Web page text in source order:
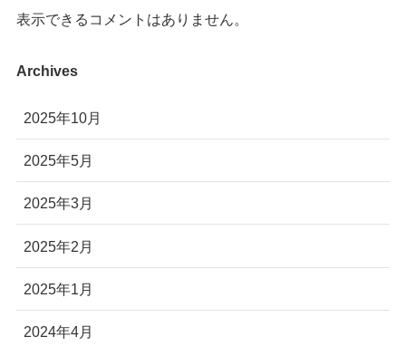
表示できるコメントはありません。
Archives
2025年10月
2025年5月
2025年3月
2025年2月
2025年1月
2024年4月